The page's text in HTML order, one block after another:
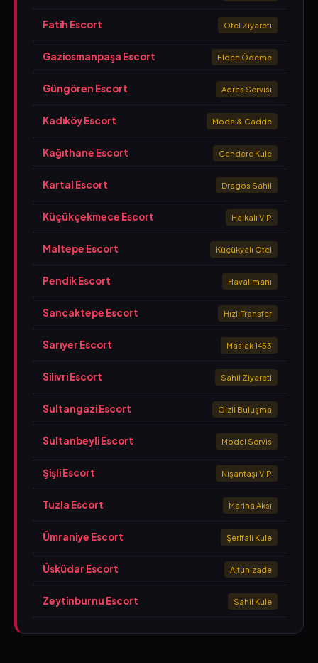
Fatih Escort Otel Ziyareti
Gaziosmanpaşa Escort Elden Ödeme
Güngören Escort Adres Servisi
Kadıköy Escort Moda & Cadde
Kağıthane Escort Cendere Kule
Kartal Escort Dragos Sahil
Küçükçekmece Escort Halkalı VIP
Maltepe Escort Küçükyalı Otel
Pendik Escort Havalimanı
Sancaktepe Escort Hızlı Transfer
Sarıyer Escort Maslak 1453
Silivri Escort Sahil Ziyareti
Sultangazi Escort Gizli Buluşma
Sultanbeyli Escort Model Servis
Şişli Escort Nişantaşı VIP
Tuzla Escort Marina Aksı
Ümraniye Escort Şerifali Kule
Üsküdar Escort Altunizade
Zeytinburnu Escort Sahil Kule